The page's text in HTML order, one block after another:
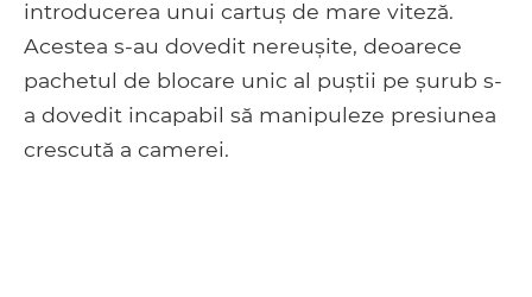
introducerea unui cartuș de mare viteză.
Acestea s-au dovedit nereușite, deoarece
pachetul de blocare unic al puștii pe șurub s-
a dovedit incapabil să manipuleze presiunea
crescută a camerei.